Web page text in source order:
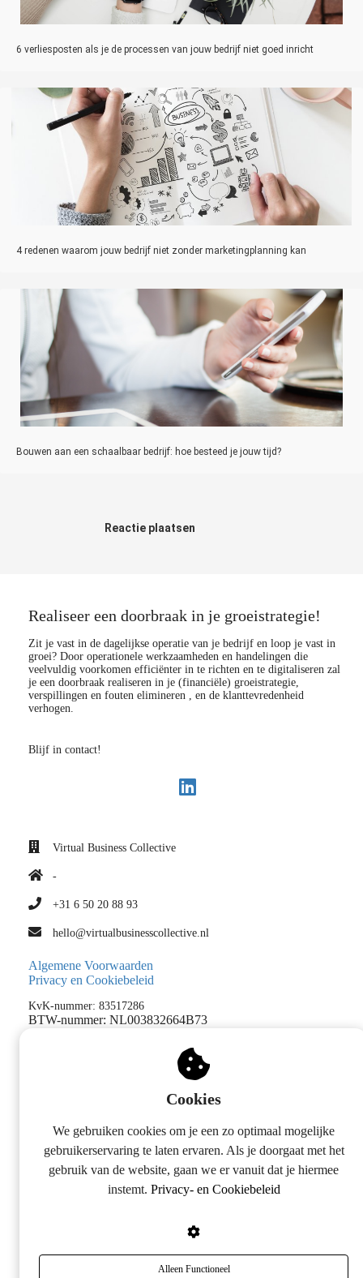
6 verliesposten als je de processen van jouw bedrijf niet goed inricht
4 redenen waarom jouw bedrijf niet zonder marketingplanning kan
Bouwen aan een schaalbaar bedrijf: hoe besteed je jouw tijd?
Reactie plaatsen
Realiseer een doorbraak in je groeistrategie!
Zit je vast in de dagelijkse operatie van je bedrijf en loop je vast in
groei? Door operationele werkzaamheden en handelingen die
veelvuldig voorkomen efficiënter in te richten en te digitaliseren zal
je een doorbraak realiseren in je (financiële) groeistrategie,
verspillingen en fouten elimineren , en de klanttevredenheid
verhogen.
Blijf in contact!
Virtual Business Collective
-
+31 6 50 20 88 93
hello@virtualbusinesscollective.nl
Algemene Voorwaarden
Privacy en Cookiebeleid
KvK-nummer: 83517286
BTW-nummer: NL003832664B73
Cookies
We gebruiken cookies om je een zo optimaal mogelijke
gebruikerservaring te laten ervaren. Als je doorgaat met het
gebruik van de website, gaan we er vanuit dat je hiermee
instemt. Privacy- en Cookiebeleid
Alleen Functioneel